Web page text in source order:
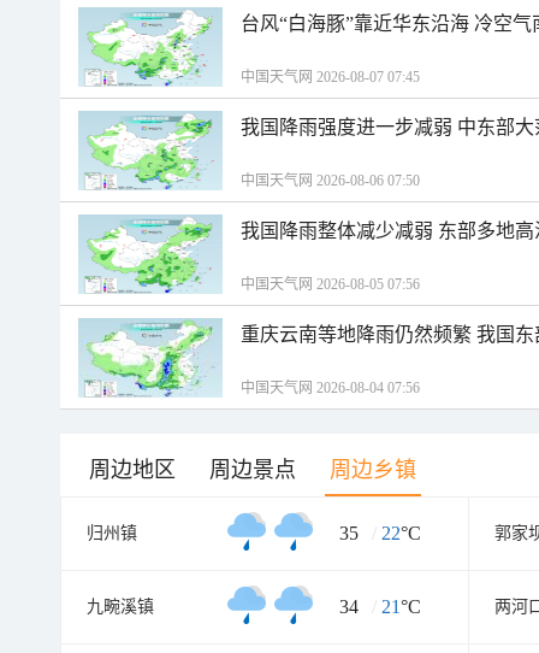
台风“白海豚”靠近华东沿海 冷空
中国天气网 2026-08-07 07:45
我国降雨强度进一步减弱 中东部
中国天气网 2026-08-06 07:50
我国降雨整体减少减弱 东部多地
中国天气网 2026-08-05 07:56
重庆云南等地降雨仍然频繁 我国
中国天气网 2026-08-04 07:56
周边地区 周边景点 周边乡镇
归州镇 35 / 22°C 郭家
九畹溪镇 34 / 21°C 两河